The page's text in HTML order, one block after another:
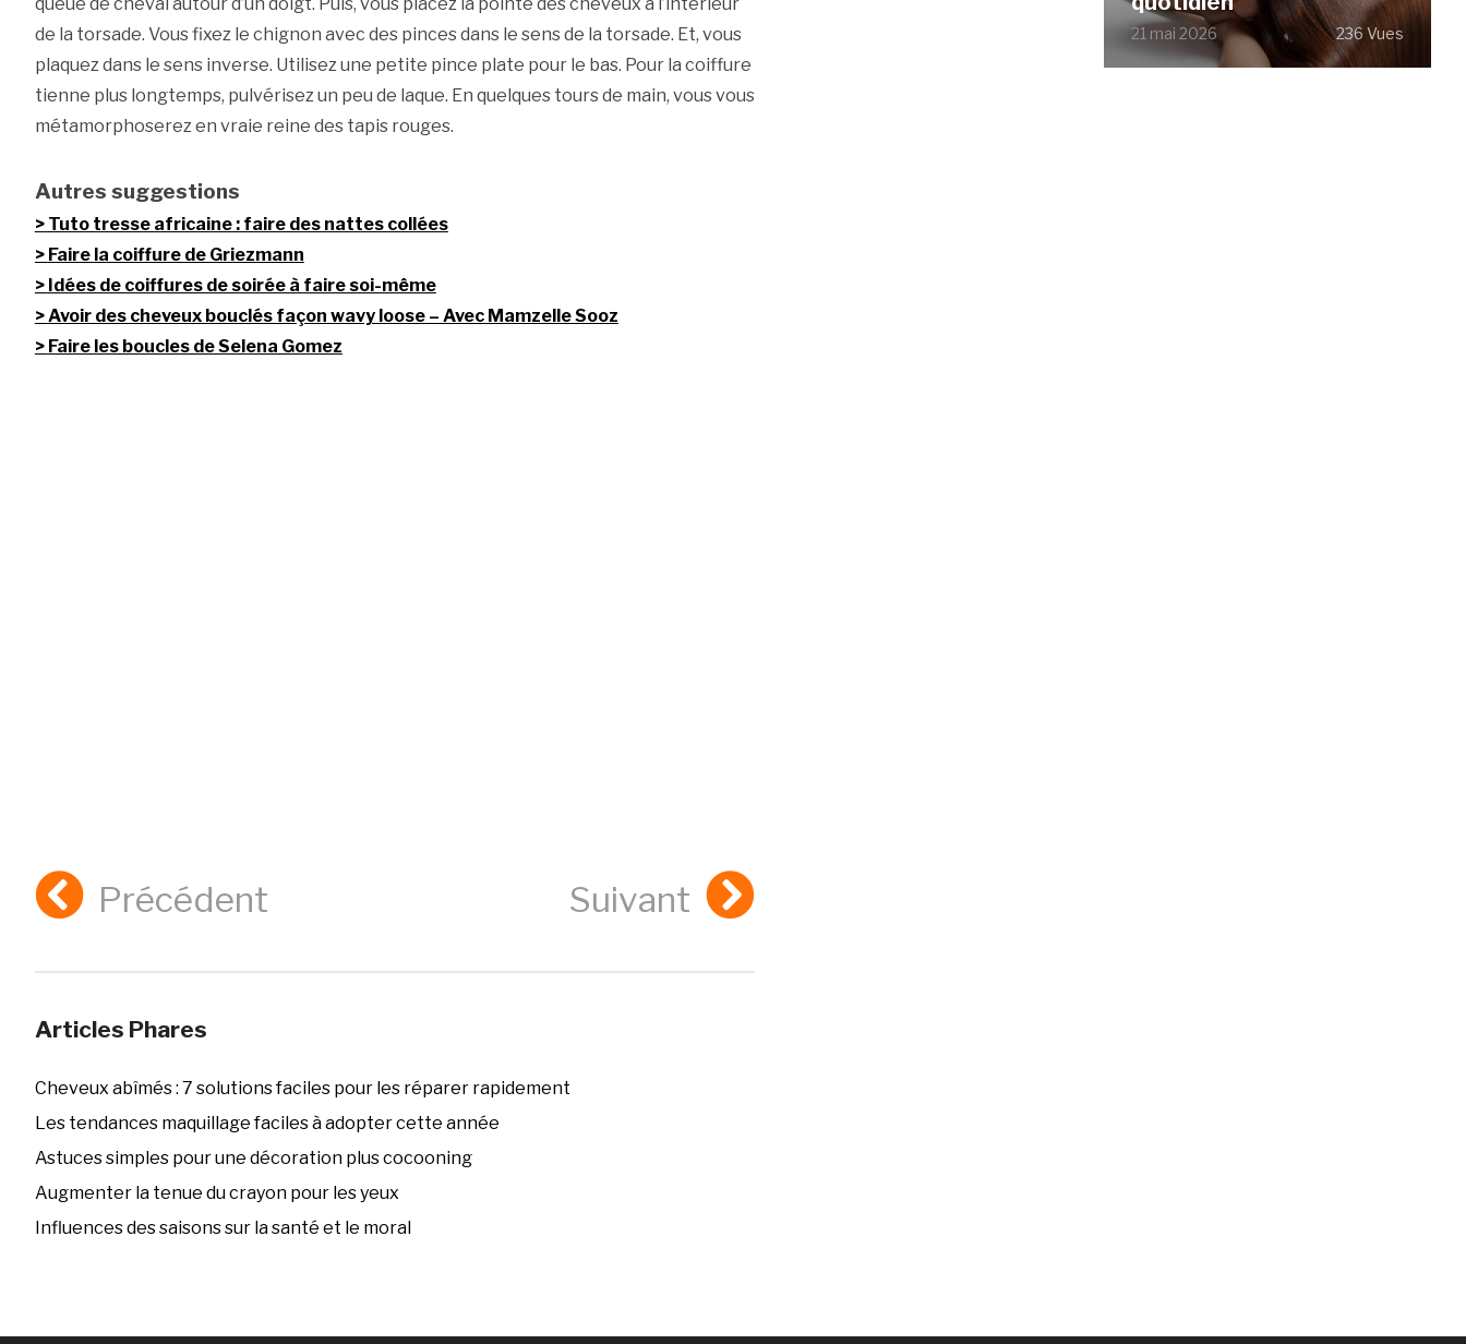
de la torsade. Vous fixez le chignon avec des pinces dans le sens de la torsade. Et, vous
plaquez dans le sens inverse. Utilisez une petite pince plate pour le bas. Pour la coiffure
tienne plus longtemps, pulvérisez un peu de laque. En quelques tours de main, vous vous
métamorphoserez en vraie reine des tapis rouges.
Autres suggestions
Tuto tresse africaine : faire des nattes collées
Faire la coiffure de Griezmann
Idées de coiffures de soirée à faire soi-même
Avoir des cheveux bouclés façon wavy loose – Avec Mamzelle Sooz
Faire les boucles de Selena Gomez
Précédent Suivant
Articles Phares
Cheveux abîmés : 7 solutions faciles pour les réparer rapidement
Les tendances maquillage faciles à adopter cette année
Astuces simples pour une décoration plus cocooning
Augmenter la tenue du crayon pour les yeux
Influences des saisons sur la santé et le moral
21 mai 2026 236 Vues